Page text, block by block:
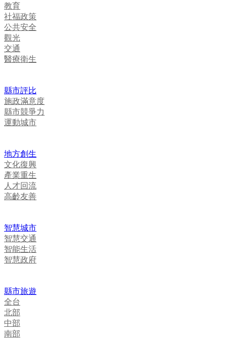
教育
社福政策
公共安全
觀光
交通
醫療衛生
縣市評比
施政滿意度
縣市競爭力
運動城市
地方創生
文化復興
產業重生
人才回流
高齡友善
智慧城市
智慧交通
智能生活
智慧政府
縣市旅遊
全台
北部
中部
南部